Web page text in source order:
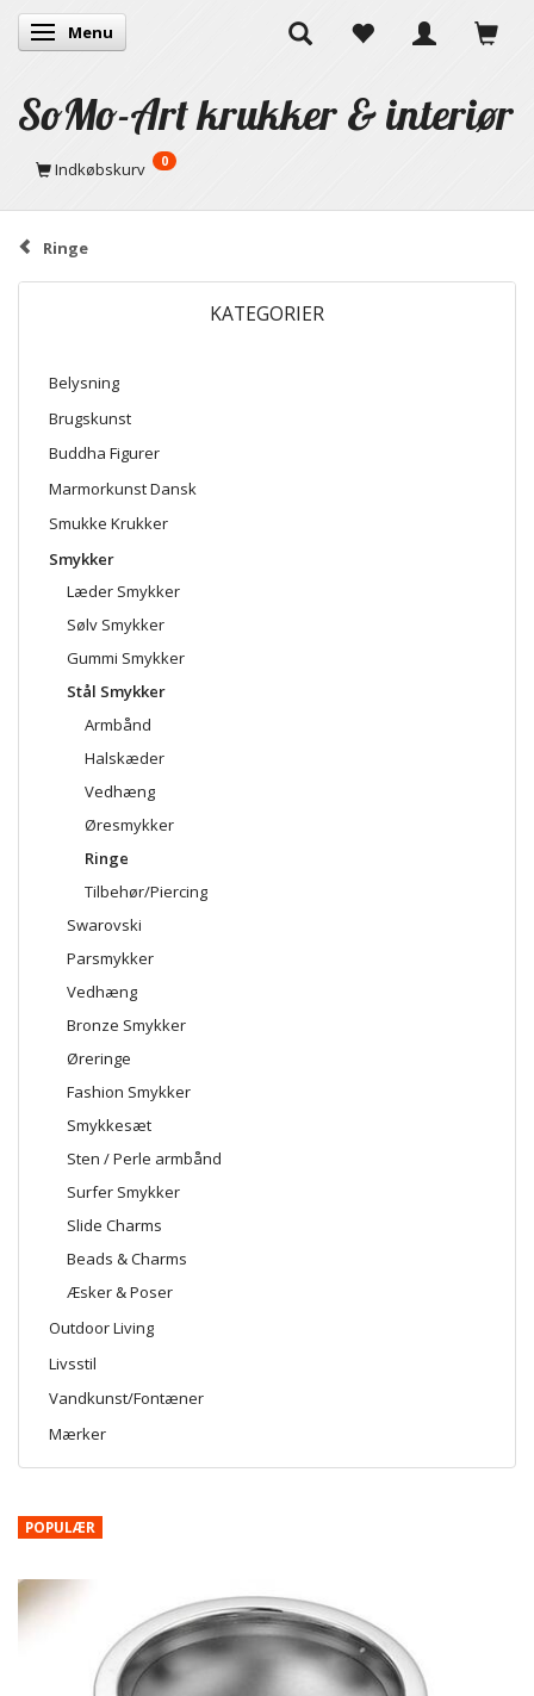
Skifte navigation
Menu
SoMo-Art krukker & interiør
Indkøbskurv 0
Ringe
KATEGORIER
Belysning
Brugskunst
Buddha Figurer
Marmorkunst Dansk
Smukke Krukker
Smykker
Læder Smykker
Sølv Smykker
Gummi Smykker
Stål Smykker
Armbånd
Halskæder
Vedhæng
Øresmykker
Ringe
Tilbehør/Piercing
Swarovski
Parsmykker
Vedhæng
Bronze Smykker
Øreringe
Fashion Smykker
Smykkesæt
Sten / Perle armbånd
Surfer Smykker
Slide Charms
Beads & Charms
Æsker & Poser
Outdoor Living
Livsstil
Vandkunst/Fontæner
Mærker
POPULÆR